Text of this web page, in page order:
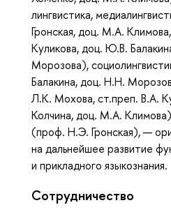
лингвистика,
Гронская, доц. М.А.
Куликова, доц. Ю.В.
Морозова),
Балакина, доц. Н.Н.
Л.К. Мохова, ст.преп. В.А.
Колчина, доц. М.А.
(проф. Н.Э. Гронская), —
на дальнейшее развитие
и прикладного языкознания.
Сотрудничество